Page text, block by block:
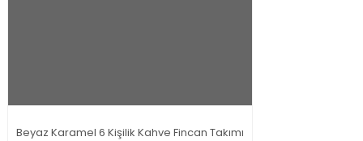
Beyaz Karamel 6 Kişilik Kahve Fincan Takımı